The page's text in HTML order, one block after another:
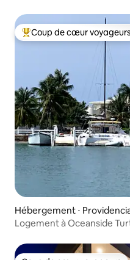
Coups de cœur voyageurs
Coup de cœur voyageurs
Hébergement ⋅
Logement à Oceanside